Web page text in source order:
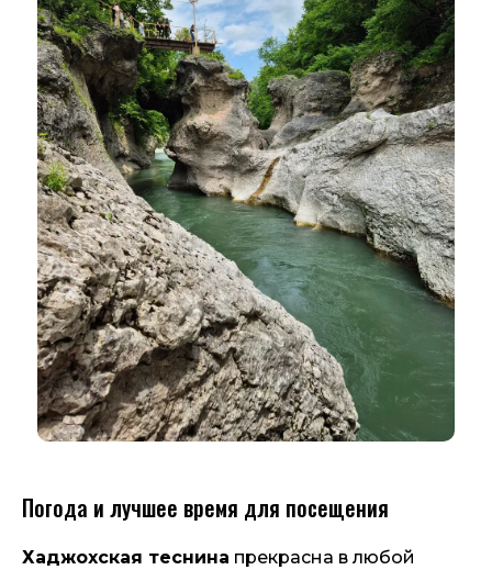
Погода и лучшее время для посещения
Хаджохская теснина прекрасна в любой